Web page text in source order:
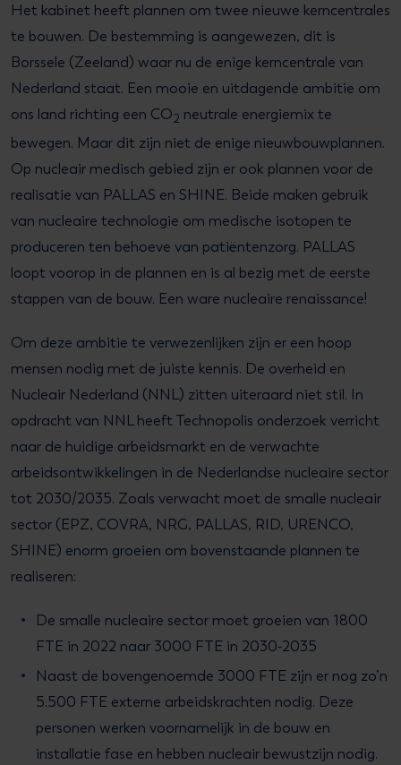
Het kabinet heeft plannen om twee nieuwe kerncentrales
te bouwen. De bestemming is aangewezen, dit is
Borssele (Zeeland) waar nu de enige kerncentrale van
Nederland staat. Een mooie en uitdagende ambitie om
ons land richting een CO2 neutrale energiemix te
bewegen. Maar dit zijn niet de enige nieuwbouwplannen.
Op nucleair medisch gebied zijn er ook plannen voor de
realisatie van PALLAS en SHINE. Beide maken gebruik
van nucleaire technologie om medische isotopen te
produceren ten behoeve van patiëntenzorg. PALLAS
loopt voorop in de plannen en is al bezig met de eerste
stappen van de bouw. Een ware nucleaire renaissance!
Om deze ambitie te verwezenlijken zijn er een hoop
mensen nodig met de juiste kennis. De overheid en
Nucleair Nederland (NNL) zitten uiteraard niet stil. In
opdracht van NNL heeft Technopolis onderzoek verricht
naar de huidige arbeidsmarkt en de verwachte
arbeidsontwikkelingen in de Nederlandse nucleaire sector
tot 2030/2035. Zoals verwacht moet de smalle nucleair
sector (EPZ, COVRA, NRG, PALLAS, RID, URENCO,
SHINE) enorm groeien om bovenstaande plannen te
realiseren:
De smalle nucleaire sector moet groeien van 1800
FTE in 2022 naar 3000 FTE in 2030-2035
Naast de bovengenoemde 3000 FTE zijn er nog zo’n
5.500 FTE externe arbeidskrachten nodig. Deze
personen werken voornamelijk in de bouw en
installatie fase en hebben nucleair bewustzijn nodig.